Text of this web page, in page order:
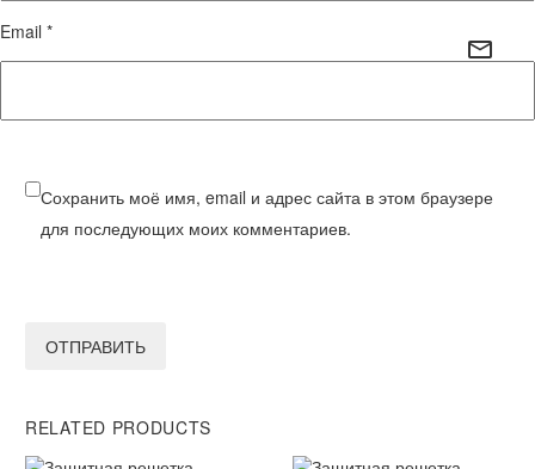
Email *
Сохранить моё имя, email и адрес сайта в этом браузере
для последующих моих комментариев.
ОТПРАВИТЬ
RELATED PRODUCTS